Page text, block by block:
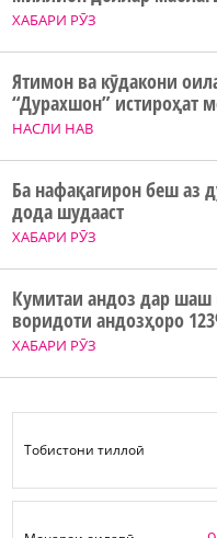
ХАБАРИ РӮЗ
НАСЛИ НАВ
Ятимон ва кӯдакони
“Дурахшон” истироҳат
ХАБАРИ РӮЗ
Ба нафақагирон беш аз
дода шудааст
ХАБАРИ РӮЗ
Кумитаи андоз дар
воридоти андозҳоро
Тобистони тиллоӣ